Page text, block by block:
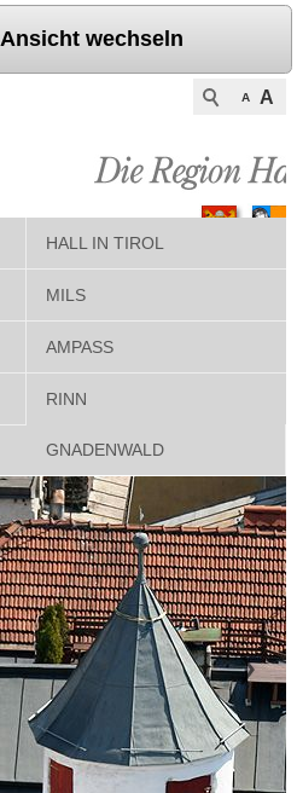
wechseln
A A
HALL IN TIROL
MILS
AMPASS
RINN
GNADENWALD